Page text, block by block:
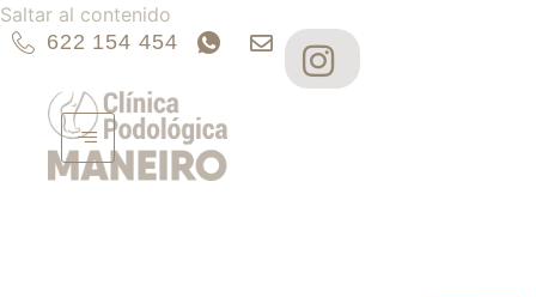
Saltar al contenido
622 154 454